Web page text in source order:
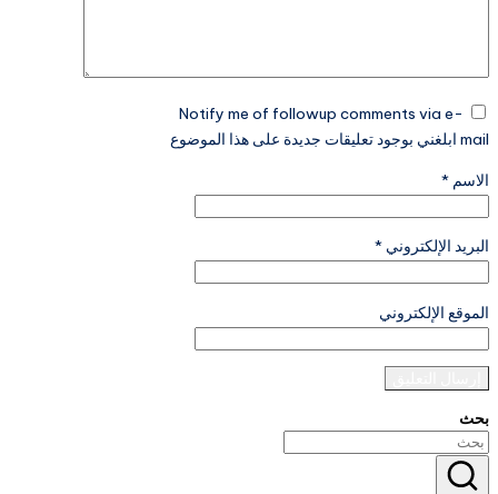
Notify me of followup comments via e-
mail ابلغني بوجود تعليقات جديدة على هذا الموضوع
الاسم *
البريد الإلكتروني *
الموقع الإلكتروني
بحث